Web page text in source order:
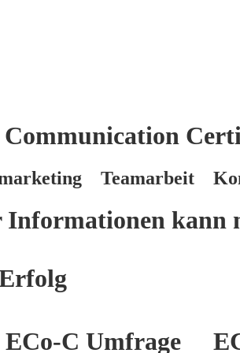
Teamarbeit
Informationen kann
ECo-C Umfrage